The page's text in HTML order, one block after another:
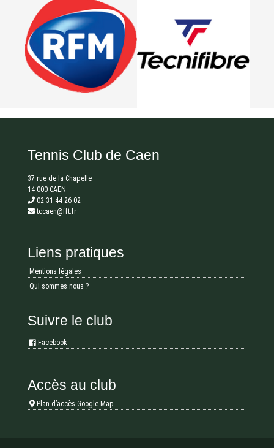
Tennis Club de Caen
37 rue de la Chapelle
14 000 CAEN
02 31 44 26 02
tccaen@fft.fr
Liens pratiques
Mentions légales
Qui sommes nous ?
Suivre le club
Facebook
Accès au club
Plan d’accès Google Map